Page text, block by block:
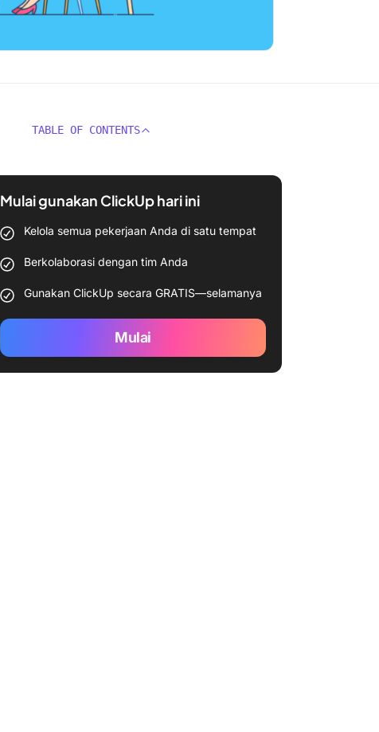
TABLE OF CONTENTS
Mulai gunakan ClickUp hari ini
Kelola semua pekerjaan Anda di satu tempat
Berkolaborasi dengan tim Anda
Gunakan ClickUp secara GRATIS—selamanya
Mulai